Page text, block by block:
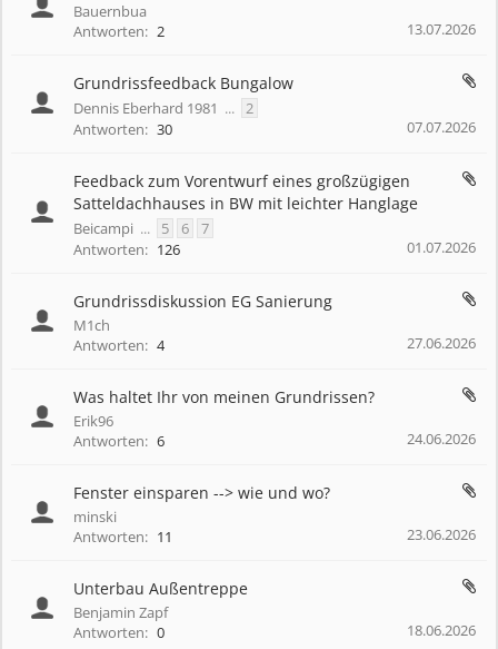
Bauernbua
Antworten: 2 13.07.2026
Grundrissfeedback Bungalow
Dennis Eberhard 1981 ... 2
Antworten: 30 07.07.2026
Feedback zum Vorentwurf eines großzügigen
Satteldachhauses in BW mit leichter Hanglage
Beicampi ... 5 6
7
Antworten: 126 01.07.2026
Grundrissdiskussion EG Sanierung
M1ch
Antworten: 4 27.06.2026
Was haltet Ihr von meinen Grundrissen?
Erik96
Antworten: 6 24.06.2026
Fenster einsparen --> wie und wo?
minski
Antworten: 11 23.06.2026
Unterbau Außentreppe
Benjamin Zapf
Antworten: 0 18.06.2026